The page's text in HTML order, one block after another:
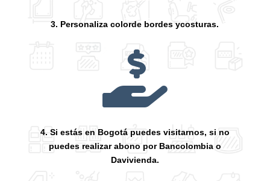
3. Personaliza colorde bordes ycosturas.

4. Si estás en Bogotá puedes visitarnos, si no
puedes realizar abono por Bancolombia o
Davivienda.